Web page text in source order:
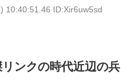
10:40:51.46 ID:Xir6uw5sd
ンクの時代近辺の兵